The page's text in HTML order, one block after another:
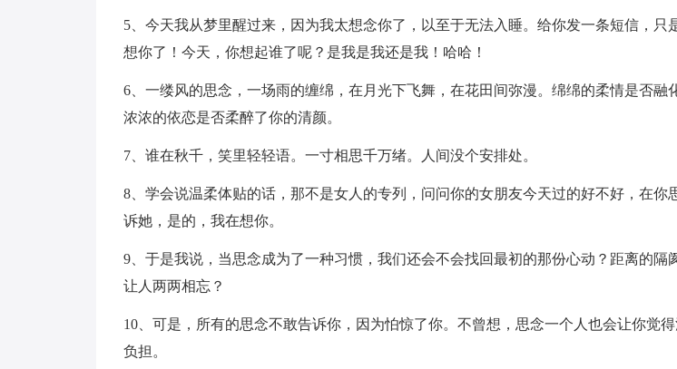
5、今天我从梦里醒过来，因为我太想念你了，以至于无法入睡。给你发一条短信，只
想你了！今天，你想起谁了呢？是我是我还是我！哈哈！
6、一缕风的思念，一场雨的缠绵，在月光下飞舞，在花田间弥漫。绵绵的柔情是否融
浓浓的依恋是否柔醉了你的清颜。
7、谁在秋千，笑里轻轻语。一寸相思千万绪。人间没个安排处。
8、学会说温柔体贴的话，那不是女人的专列，问问你的女朋友今天过的好不好，在你
诉她，是的，我在想你。
9、于是我说，当思念成为了一种习惯，我们还会不会找回最初的那份心动？距离的隔
让人两两相忘？
10、可是，所有的思念不敢告诉你，因为怕惊了你。不曾想，思念一个人也会让你觉
负担。